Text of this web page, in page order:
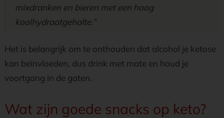
mixdranken en bieren met een hoog
koolhydraatgehalte.”
Het is belangrijk om te onthouden dat alcohol je ketose
kan beïnvloeden, dus drink met mate en houd je
voortgang in de gaten.
Wat zijn goede snacks op keto?